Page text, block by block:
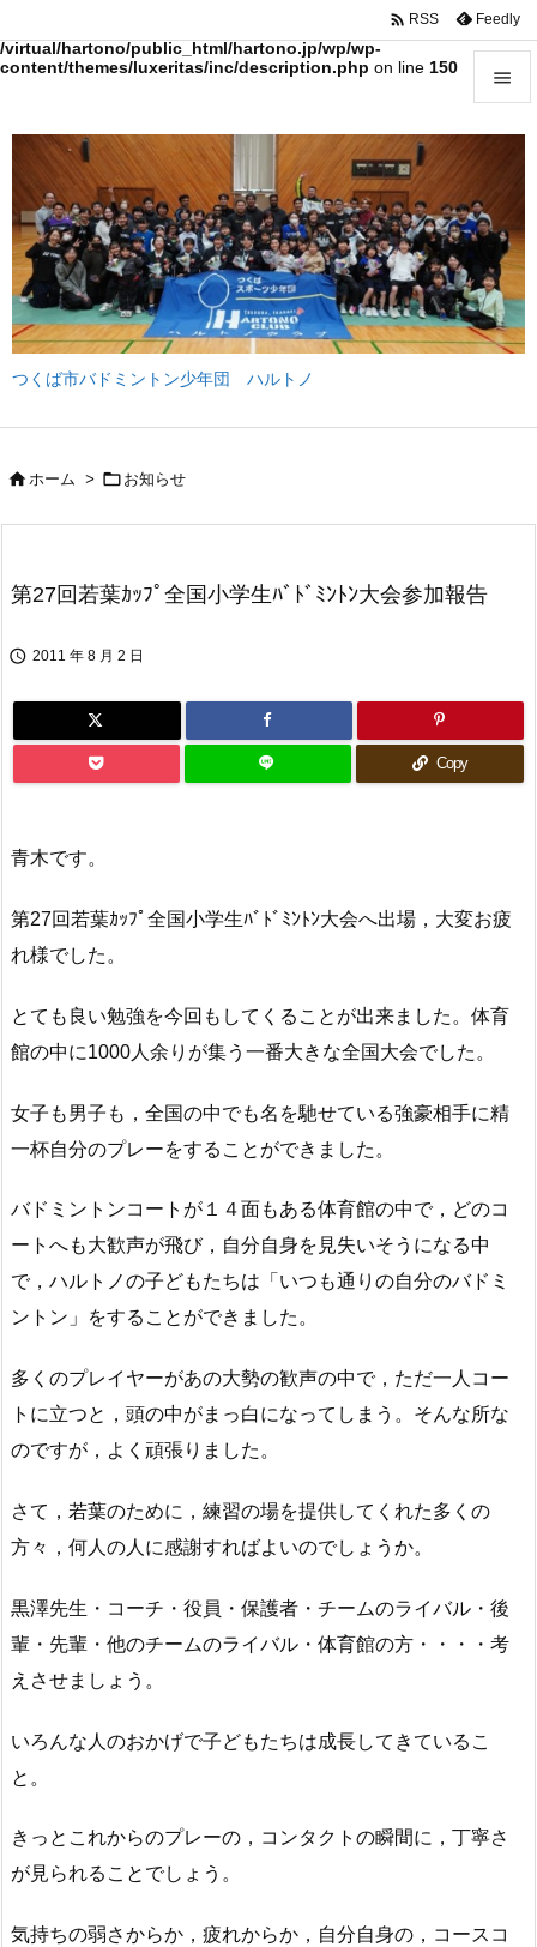
: Trying to access array offset on value of type bool in
/virtual/hartono/public_html/hartono.jp/wp/wp-
content/themes/luxeritas/inc/description.php on line 150
つくば市バドミントン少年団 ハルトノ


サイド

前へ

次へ
 RSS Feedly
ホーム >  お知らせ
第27回若葉ｶｯﾌﾟ全国小学生ﾊﾞﾄﾞﾐﾝﾄﾝ大会参加報告
 2011 年 8 月 2 日
Copy
青木です。
第27回若葉ｶｯﾌﾟ全国小学生ﾊﾞﾄﾞﾐﾝﾄﾝ大会へ出場，大変お疲
れ様でした。
とても良い勉強を今回もしてくることが出来ました。体育
館の中に1000人余りが集う一番大きな全国大会でした。
女子も男子も，全国の中でも名を馳せている強豪相手に精
一杯自分のプレーをすることができました。
バドミントンコートが１４面もある体育館の中で，どのコ
ートへも大歓声が飛び，自分自身を見失いそうになる中
で，ハルトノの子どもたちは「いつも通りの自分のバドミ
ントン」をすることができました。
多くのプレイヤーがあの大勢の歓声の中で，ただ一人コー
トに立つと，頭の中がまっ白になってしまう。そんな所な
のですが，よく頑張りました。
さて，若葉のために，練習の場を提供してくれた多くの
方々，何人の人に感謝すればよいのでしょうか。
黒澤先生・コーチ・役員・保護者・チームのライバル・後
輩・先輩・他のチームのライバル・体育館の方・・・・考
えさせましょう。
いろんな人のおかげで子どもたちは成長してきているこ
と。
きっとこれからのプレーの，コンタクトの瞬間に，丁寧さ
が見られることでしょう。
気持ちの弱さからか，疲れからか，自分自身の，コースコ